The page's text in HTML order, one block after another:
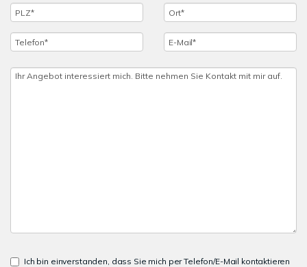
Ich bin einverstanden, dass Sie mich per Telefon/E-Mail kontaktieren